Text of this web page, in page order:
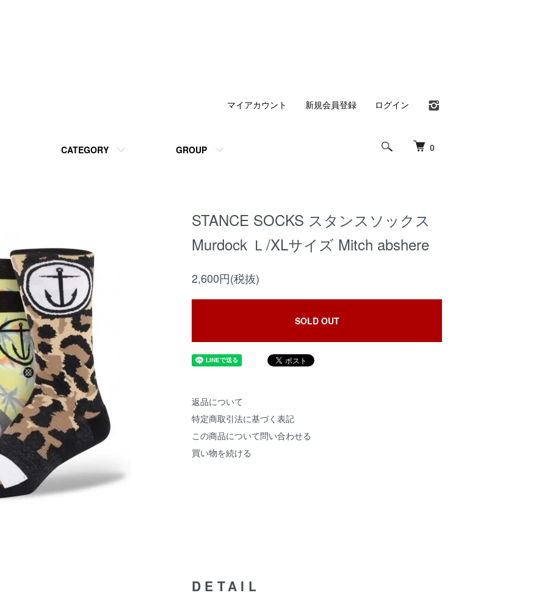
0
CATEGORY GROUP
マイアカウント 新規会員登録 ログイン
STANCE SOCKS スタンスソックス
Murdock Ｌ/XLサイズ Mitch abshere
2,600円(税抜)
SOLD OUT
返品について
特定商取引法に基づく表記
この商品について問い合わせる
買い物を続ける
DETAIL